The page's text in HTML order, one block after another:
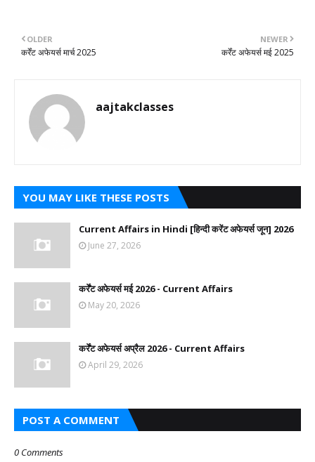
NEWER
कर्रेंट अफेयर्स मई 2025
OLDER
कर्रेंट अफेयर्स मार्च 2025
aajtakclasses
YOU MAY LIKE THESE POSTS
Current Affairs in Hindi [हिन्दी करेंट अफेयर्स जून] 2026
June 27, 2026
कर्रेंट अफेयर्स मई 2026 - Current Affairs
May 20, 2026
कर्रेंट अफेयर्स अप्रैल 2026 - Current Affairs
April 29, 2026
POST A COMMENT
0 Comments